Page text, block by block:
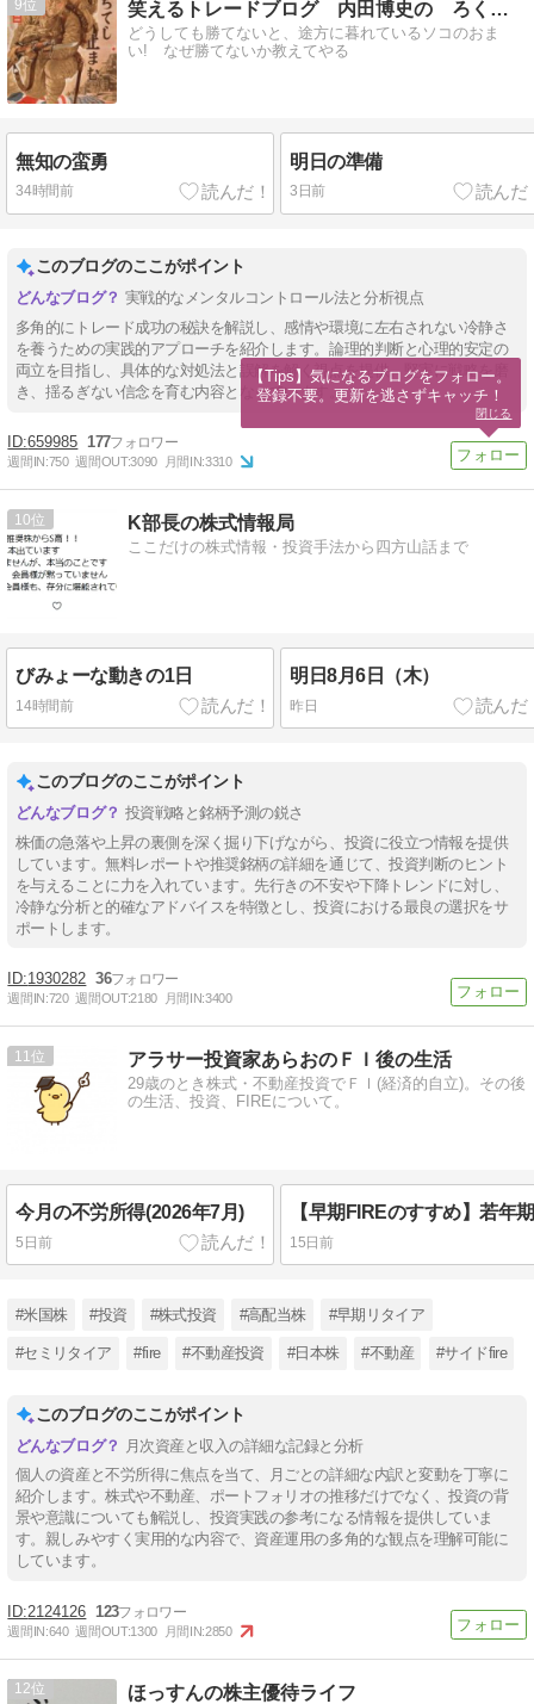
9 笑えるトレードブログ 内田博史の ろくでなし日記
どうしても勝てないと、途方に暮れているソコのおま
い! なぜ勝てないか教えてやる
無知の蛮勇
34時間前
明日の準備
3日前
このブログのここがポイント
実戦的なメンタルコントロール法と分析視点
多角的にトレード成功の秘訣を解説し、感情や環境に左右されない冷静さ
を養うための実践的アプローチを紹介します。論理的判断と心理的安定の
両立を目指し、具体的な対処法と誤解を解く視点を提供。堅実に戦略を磨
き、揺るぎない信念を育む内容となっています。
659985 177
週間IN:750 週間OUT:3090 月間IN:3310
10 K部長の株式情報局
ここだけの株式情報・投資手法から四方山話まで
びみょーな動きの1日
14時間前
明日8月6日（木）
昨日
このブログのここがポイント
投資戦略と銘柄予測の鋭さ
株価の急落や上昇の裏側を深く掘り下げながら、投資に役立つ情報を提供
しています。無料レポートや推奨銘柄の詳細を通じて、投資判断のヒント
を与えることに力を入れています。先行きの不安や下降トレンドに対し、
冷静な分析と的確なアドバイスを特徴とし、投資における最良の選択をサ
ポートします。
1930282 36
週間IN:720 週間OUT:2180 月間IN:3400
11 アラサー投資家あらおのＦＩ後の生活
29歳のとき株式・不動産投資でＦＩ(経済的自立)。その後
の生活、投資、FIREについて。
今月の不労所得(2026年7月)
5日前 15日前
#米国株 #投資 #株式投資 #高配当株 #早期リタイア
#セミリタイア #fire #不動産投資 #日本株 #不動産 #サイドfire
このブログのここがポイント
月次資産と収入の詳細な記録と分析
個人の資産と不労所得に焦点を当て、月ごとの詳細な内訳と変動を丁寧に
紹介します。株式や不動産、ポートフォリオの推移だけでなく、投資の背
景や意識についても解説し、投資実践の参考になる情報を提供していま
す。親しみやすく実用的な内容で、資産運用の多角的な観点を理解可能に
しています。
2124126 123
週間IN:640 週間OUT:1300 月間IN:2850
12 ほっすんの株主優待ライフ
【Tips】気になるブログをフォロー。
登録不要。更新を逃さずキャッチ！
閉じる